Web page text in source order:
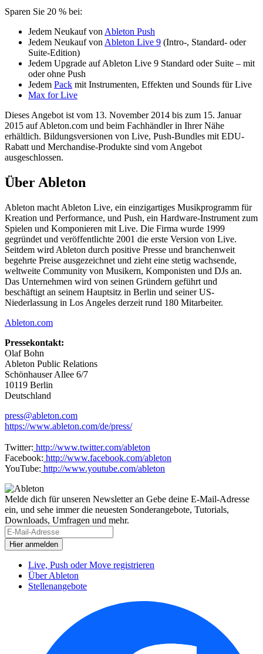
Sparen Sie 20 % bei:
Jedem Neukauf vonAbleton Push
Jedem Neukauf vonAbleton Live 9 (Intro-, Standard- oder
Suite-Edition)
Jedem Upgrade auf Ableton Live 9 Standard oder Suite – mit
oder ohne Push
Jedem Pack mit Instrumenten, Effekten und Sounds für Live
Max for Live
Dieses Angebot ist vom 13. November 2014 bis zum 15. Januar
2015 auf Ableton.com und beim Fachhändler in Ihrer Nähe
erhältlich. Bildungsversionen von Live, Push-Bundles mit EDU-
Rabatt und Merchandise-Produkte sind vom Angebot
ausgeschlossen.
Über Ableton
Ableton macht Ableton Live, ein einzigartiges Musikprogramm für
Kreation und Performance, und Push, ein Hardware-Instrument zum
Spielen und Komponieren mit Live. Die Firma wurde 1999
gegründet und veröffentlichte 2001 die erste Version von Live.
Seitdem wird Ableton durch positive Presse und branchenweit
begehrte Preise ausgezeichnet und zieht eine stetig wachsende,
weltweite Community von Musikern, Komponisten und DJs an.
Das Unternehmen wird von seinen Gründern geführt und
beschäftigt an seinem Hauptsitz in Berlin und seiner US-
Niederlassung in Los Angeles derzeit rund 180 Mitarbeiter.
Ableton.com
Pressekontakt:
Olaf Bohn
Ableton Public Relations
Schönhauser Allee 6/7
10119 Berlin
Deutschland
press@ableton.com
https://www.ableton.com/de/press/
Twitter: http://www.twitter.com/ableton
Facebook: http://www.facebook.com/ableton
YouTube: http://www.youtube.com/ableton
Melde dich für unseren Newsletter an Gebe deine E-Mail-Adresse
ein, und sehe immer die neuesten Sonderangebote, Tutorials,
Downloads, Umfragen und mehr.
Live, Push oder Move registrieren
Über Ableton
Stellenangebote